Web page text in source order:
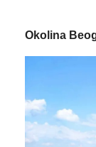
Okolina